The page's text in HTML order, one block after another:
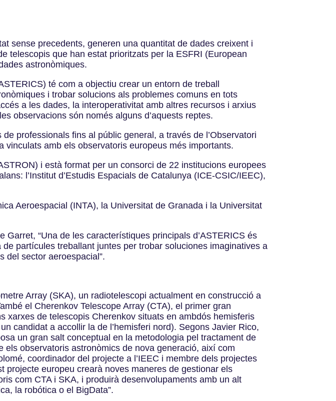
sense precedents, generen una quantitat de dades creixent i
telescopis que han estat prioritzats per la ESFRI (European
astronòmiques.
té com a objectiu crear un entorn de treball
i trobar solucions als problemes comuns en tots
a les dades, la interoperativitat amb altres recursos i arxius
observacions són només alguns d’aquests reptes.
professionals fins al públic general, a través de l’Observatori
amb els observatoris europeus més importants.
i està format per un consorci de 22 institucions europees
l’Institut d’Estudis Espacials de Catalunya (ICE-CSIC/IEEC),
Aeroespacial (INTA), la Universitat de Granada i la Universitat
“Una de les característiques principals d’ASTERICS és
partícules treballant juntes per trobar soluciones imaginatives a
del sector aeroespacial”.
Array (SKA), un radiotelescopi actualment en construcció a
el Cherenkov Telescope Array (CTA), el primer gran
xarxes de telescopis Cherenkov situats en ambdós hemisferis
candidat a accollir la de l’hemisferi nord). Segons Javier Rico,
un gran salt conceptual en la metodologia pel tractament de
observatoris astronòmics de nova generació, així com
coordinador del projecte a l’IEEC i membre dels projectes
projecte europeu crearà noves maneres de gestionar els
com CTA i SKA, i produirà desenvolupaments amb un alt
la robótica o el BigData”.